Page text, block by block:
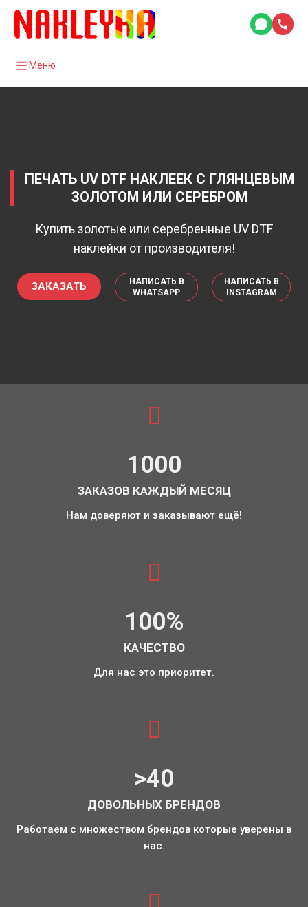
Меню
ПЕЧАТЬ UV DTF НАКЛЕЕК С ГЛЯНЦЕВЫМ
ЗОЛОТОМ ИЛИ СЕРЕБРОМ
Купить золотые или серебренные UV DTF
наклейки от производителя!
ЗАКАЗАТЬ
НАПИСАТЬ В
WHATSAPP
НАПИСАТЬ В
INSTAGRAM
1000
ЗАКАЗОВ КАЖДЫЙ МЕСЯЦ
Нам доверяют и заказывают ещё!
100%
КАЧЕСТВО
Для нас это приоритет.
>40
ДОВОЛЬНЫХ БРЕНДОВ
Работаем с множеством брендов которые уверены в
нас.